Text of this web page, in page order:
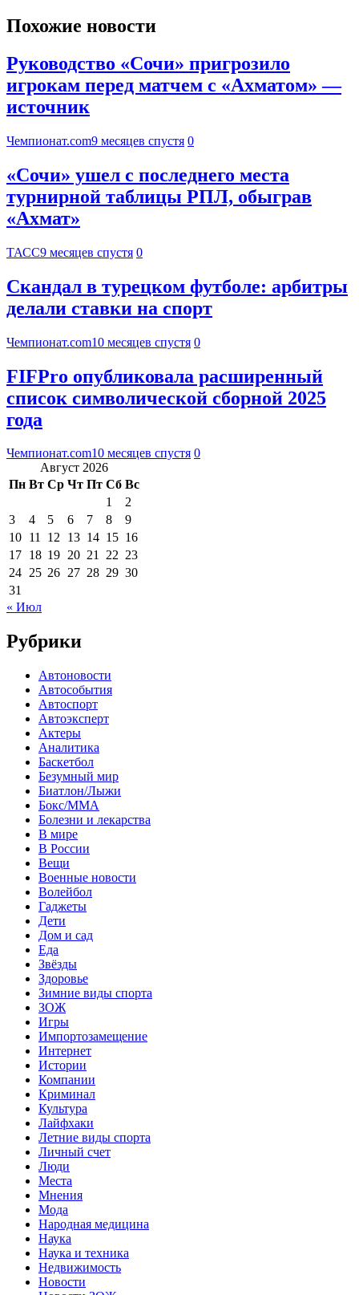
Похожие новости
Руководство «Сочи» пригрозило
игрокам перед матчем с «Ахматом» —
источник
Чемпионат.com9 месяцев спустя 0
«Сочи» ушел с последнего места
турнирной таблицы РПЛ, обыграв
«Ахмат»
ТАСС9 месяцев спустя 0
Скандал в турецком футболе: арбитры
делали ставки на спорт
Чемпионат.com10 месяцев спустя 0
FIFPro опубликовала расширенный
список символической сборной 2025
года
Чемпионат.com10 месяцев спустя 0
Август 2026
Пн Вт Ср Чт Пт Сб Вс
1
2
3
4 5 6 7 8
9
10 11 12 13 14 15 16
17 18 19 20 21 22 23
24 25 26 27 28 29 30
31
« Июл
Рубрики
Автоновости
Автособытия
Автоспорт
Автоэксперт
Актеры
Аналитика
Баскетбол
Безумный мир
Биатлон/Лыжи
Бокс/MMA
Болезни и лекарства
В мире
В России
Вещи
Военные новости
Волейбол
Гаджеты
Дети
Дом и сад
Еда
Звёзды
Здоровье
Зимние виды спорта
ЗОЖ
Игры
Импортозамещение
Интернет
Истории
Компании
Криминал
Культура
Лайфхаки
Летние виды спорта
Личный счет
Люди
Места
Мнения
Мода
Народная медицина
Наука
Наука и техника
Недвижимость
Новости